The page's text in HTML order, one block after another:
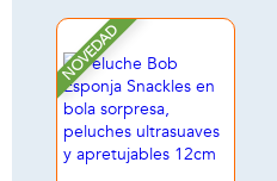
NOVEDAD